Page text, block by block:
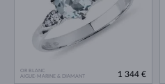
OR BLANC
AIGUE-MARINE & DIAMANT
1 344 €